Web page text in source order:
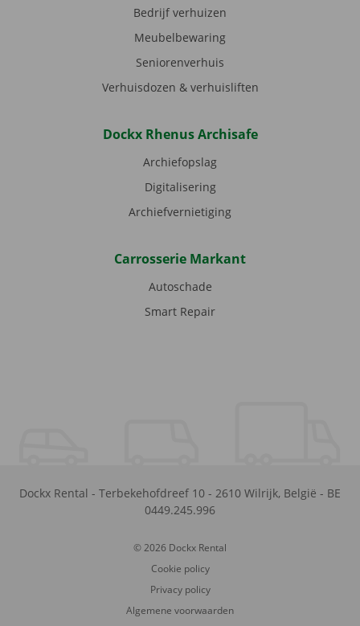
Bedrijf verhuizen
Meubelbewaring
Seniorenverhuis
Verhuisdozen & verhuisliften
Dockx Rhenus Archisafe
Archiefopslag
Digitalisering
Archiefvernietiging
Carrosserie Markant
Autoschade
Smart Repair
Dockx Rental - Terbekehofdreef 10 - 2610 Wilrijk, België - BE
0449.245.996
© 2026 Dockx Rental
Cookie policy
Privacy policy
Algemene voorwaarden